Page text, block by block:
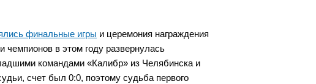
финальные игры и церемония награждения
в этом году развернулась
командами «Калибр» из Челябинска и
счет был 0:0, поэтому судьба первого